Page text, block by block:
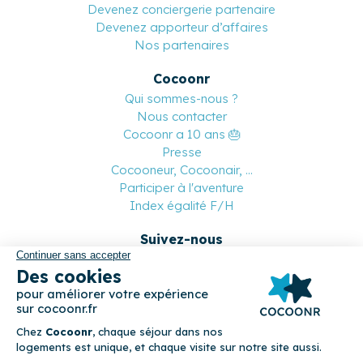
Devenez conciergerie partenaire
Devenez apporteur d’affaires
Nos partenaires
Cocoonr
Qui sommes-nous ?
Nous contacter
Cocoonr a 10 ans 🎂
Presse
Cocooneur, Cocoonair, ...
Participer à l'aventure
Index égalité F/H
Suivez-nous